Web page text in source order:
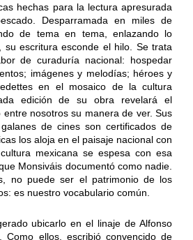
hechas para la lectura apresurada
Desparramada en miles de
de tema en tema, enlazando lo
su escritura esconde el hilo. Se trata
de curaduría nacional: hospedar
imágenes y melodías; héroes y
en el mosaico de la cultura
edición de su obra revelará el
nosotros su manera de ver. Sus
de cines son certificados de
los aloja en el paisaje nacional con
mexicana se espesa con esa
Monsiváis documentó como nadie.
no puede ser el patrimonio de los
es nuestro vocabulario común.
ubicarlo en el linaje de Alfonso
Como ellos, escribió convencido de